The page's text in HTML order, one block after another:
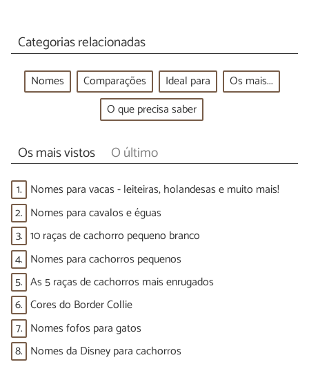
Categorias relacionadas
Nomes Comparações Ideal para
Os mais...
O que precisa saber
Os mais vistos O último
1. Nomes para vacas - leiteiras, holandesas e muito mais!
2. Nomes para cavalos e éguas
3. 10 raças de cachorro pequeno branco
4. Nomes para cachorros pequenos
5. As 5 raças de cachorros mais enrugados
6. Cores do Border Collie
7. Nomes fofos para gatos
8. Nomes da Disney para cachorros